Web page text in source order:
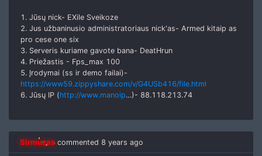
1. Jūsų nick- EXile Sveikoze
2. Jus užbaninusio administratoriaus nick'as- Armed kitaip as
pro cese one six
3. Serveris kuriame gavote bana- DeatHrun
4. Priežastis - Fps_max 100
5. Įrodymai (ss ir demo failai)-
https://www59.zippyshare.com/v/G4USb416/file.html
6. Jūsų IP (http://www.manoip…)- 88.118.213.74
Sirmuzas commented 8 years ago